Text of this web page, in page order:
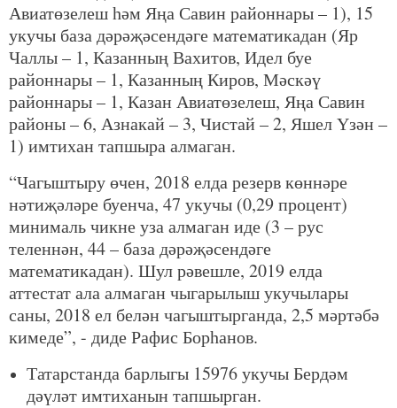
Авиатөзелеш һәм Яңа Савин районнары – 1), 15
укучы база дәрәҗәсендәге математикадан (Яр
Чаллы – 1, Казанның Вахитов, Идел буе
районнары – 1, Казанның Киров, Мәскәү
районнары – 1, Казан Авиатөзелеш, Яңа Савин
районы – 6, Азнакай – 3, Чистай – 2, Яшел Үзән –
1) имтихан тапшыра алмаган.
“Чагыштыру өчен, 2018 елда резерв көннәре
нәтиҗәләре буенча, 47 укучы (0,29 процент)
минималь чикне уза алмаган иде (3 – рус
теленнән, 44 – база дәрәҗәсендәге
математикадан). Шул рәвешле, 2019 елда
аттестат ала алмаган чыгарылыш укучылары
саны, 2018 ел белән чагыштырганда, 2,5 мәртәбә
кимеде”, - диде Рафис Борһанов.
Татарстанда барлыгы 15976 укучы Бердәм
дәүләт имтиханын тапшырган.